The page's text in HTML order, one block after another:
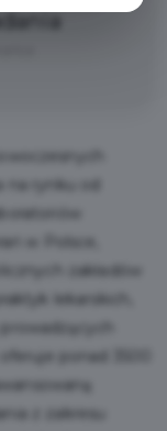
rynku od
w Polsce,
zakładów
lekarskich,
ponad 3500
z zakresu